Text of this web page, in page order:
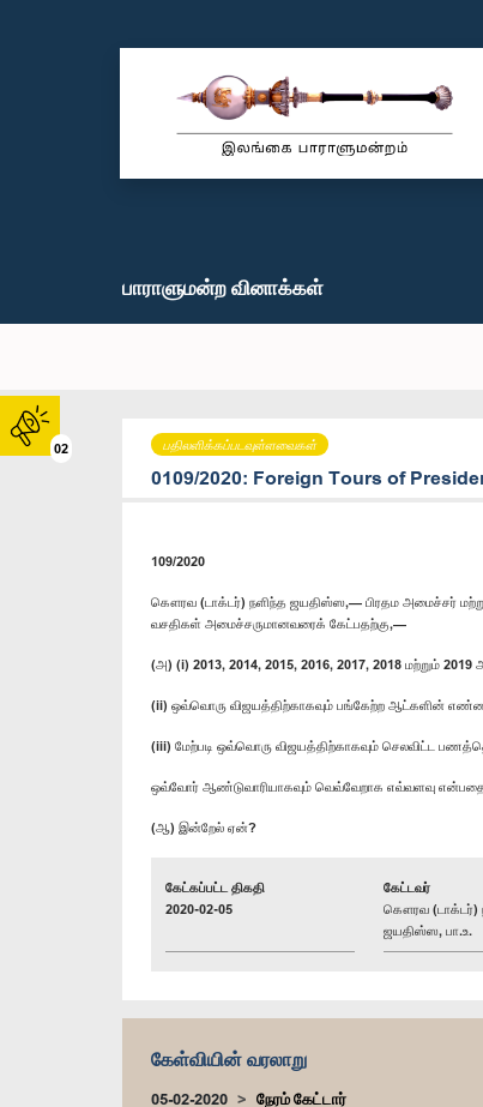
02
பாராளுமன்ற வினாக்கள்
பதிலளிக்கப்படவுள்ளவைகள்
0109/2020: Foreign Tours of
109/2020
கௌரவ (டாக்டர்) நளிந்த ஜயதிஸ்ஸ,— பிரதம அமைச்சர்
வசதிகள் அமைச்சருமானவரைக் கேட்பதற்கு,—
(அ) (i) 2013, 2014, 2015, 2016, 2017, 2018 மற்றும்
(ii) ஒவ்வொரு விஜயத்திற்காகவும் பங்கேற்ற ஆட்களின்
(iii) மேற்படி ஒவ்வொரு விஜயத்திற்காகவும் செலவிட்ட
ஒவ்வோர் ஆண்டுவாரியாகவும் வெவ்வேறாக எவ்வளவு என்பதை
(ஆ) இன்றேல் ஏன்?
கேட்கப்பட்ட திகதி
2020-02-05
கேட்டவர்
கௌரவ (டாக்டர்)
ஜயதிஸ்ஸ, பா.உ.
கேள்வியின் வரலாறு
05-02-2020 நேரம் கேட்டார்